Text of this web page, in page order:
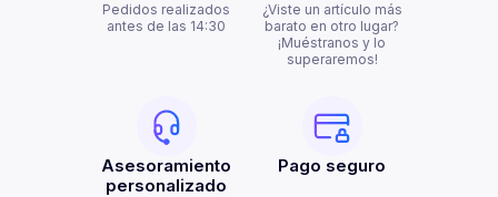
Pedidos realizados
antes de las 14:30
¿Viste un artículo más
barato en otro lugar?
¡Muéstranos y lo
superaremos!
Asesoramiento
personalizado
Pago seguro